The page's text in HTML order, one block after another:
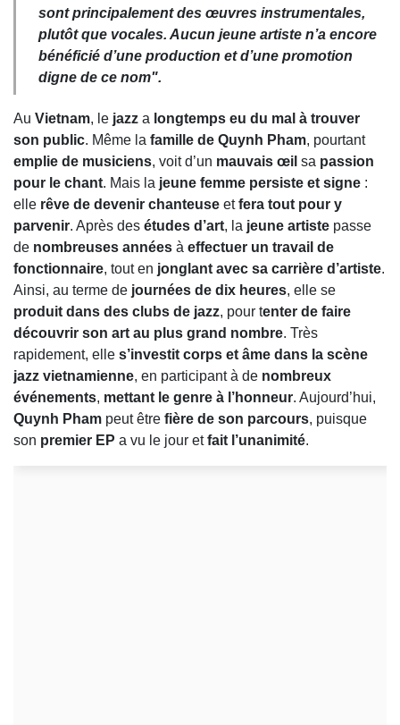
sont principalement des œuvres instrumentales,
plutôt que vocales. Aucun jeune artiste n’a encore
bénéficié d’une production et d’une promotion
digne de ce nom".
Au Vietnam, le jazz a longtemps eu du mal à trouver
son public. Même la famille de Quynh Pham, pourtant
emplie de musiciens, voit d’un mauvais œil sa passion
pour le chant. Mais la jeune femme persiste et signe :
elle rêve de devenir chanteuse etfera tout pour y
parvenir. Après des études d’art, la jeune artiste passe
de nombreuses années à effectuer un travail de
fonctionnaire, tout en jonglant avec sa carrière d’artiste.
Ainsi, au terme de journées de dix heures, elle se
produit dans des clubs de jazz, pour tenter de faire
découvrir son art au plus grand nombre. Très
rapidement, elle s’investit corps et âme dans la scène
jazz vietnamienne, en participant à de nombreux
événements, mettant le genre à l’honneur. Aujourd’hui,
Quynh Pham peut être fière de son parcours, puisque
son premier EP a vu le jour etfait l’unanimité.